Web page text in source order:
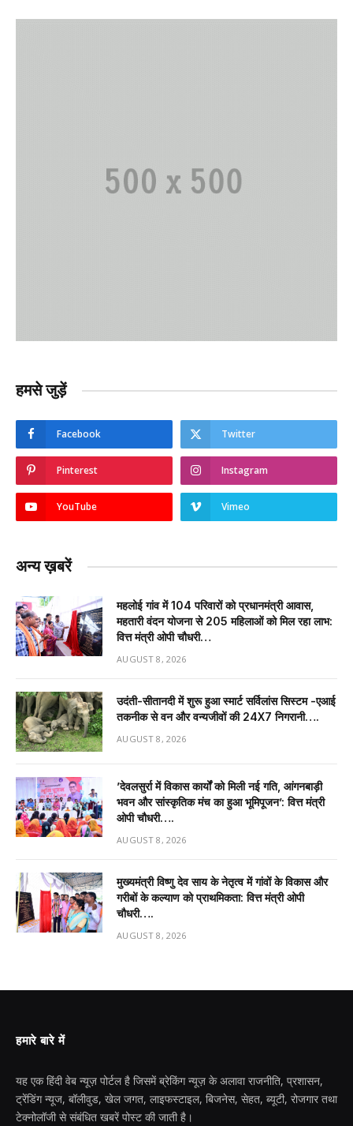
हमसे जुड़ें
Facebook Twitter
Pinterest Instagram
YouTube Vimeo
अन्य ख़बरें
महलोई गांव में 104 परिवारों को प्रधानमंत्री आवास,
महतारी वंदन योजना से 205 महिलाओं को मिल रहा लाभ:
वित्त मंत्री ओपी चौधरी…
AUGUST 8, 2026
उदंती-सीतानदी में शुरू हुआ स्मार्ट सर्विलांस सिस्टम -एआई
तकनीक से वन और वन्यजीवों की 24X7 निगरानी….
AUGUST 8, 2026
’देवलसुर्रा में विकास कार्यों को मिली नई गति, आंगनबाड़ी
भवन और सांस्कृतिक मंच का हुआ भूमिपूजन’: वित्त मंत्री
ओपी चौधरी….
AUGUST 8, 2026
मुख्यमंत्री विष्णु देव साय के नेतृत्व में गांवों के विकास और
गरीबों के कल्याण को प्राथमिकता: वित्त मंत्री ओपी
चौधरी….
AUGUST 8, 2026
हमारे बारे में
यह एक हिंदी वेब न्यूज़ पोर्टल है जिसमें ब्रेकिंग न्यूज़ के अलावा राजनीति, प्रशासन,
ट्रेंडिंग न्यूज, बॉलीवुड, खेल जगत, लाइफस्टाइल, बिजनेस, सेहत, ब्यूटी, रोजगार तथा
टेक्नोलॉजी से संबंधित खबरें पोस्ट की जाती है।